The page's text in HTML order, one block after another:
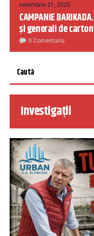
noiembrie 21, 2025
CAMPANIE
și generali de carton
0 Comentariu
Investigații